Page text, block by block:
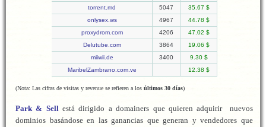
torrent.md
5047
35.67 $
onlysex.ws
4967
44.78 $
proxydrom.com
4206
47.02 $
Delutube.com
3864
19.06 $
miiwii.de
3400
9.30 $
MaribelZambrano.com.ve
12.38 $
(Nota: Las cifras de visitas y revenue se refieren a los últimos 30 días)
Park & Sellestá dirigido a domainers que quieren adquirir nuevos
dominios basándose en las ganancias que generan y vendedores que